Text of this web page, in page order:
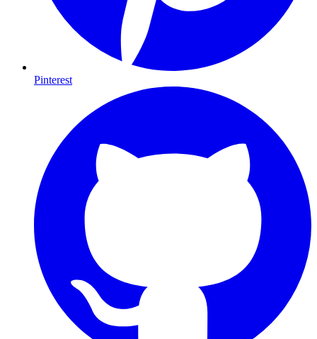
Pinterest